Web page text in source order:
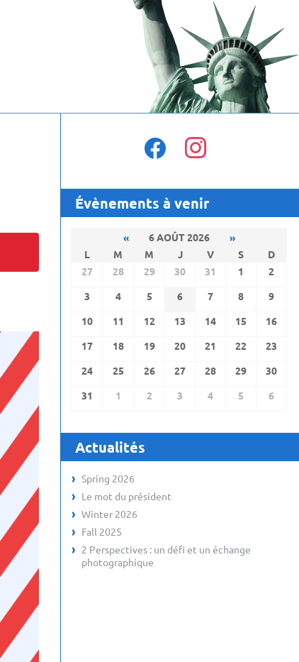
facebook instagram
Évènements à venir
« 6 AOÛT 2026
»
L
M M J V S
D
27
28 29 30 31 1
2
3
4 5 6 7 8
9
10
11 12 13 14 15
16
17
18 19 20 21 22
23
24
25 26 27 28 29
30
31
1 2 3 4 5 6
Actualités
Spring 2026
Le mot du président
Winter 2026
Fall 2025
2 Perspectives : un défi et un échange
photographique